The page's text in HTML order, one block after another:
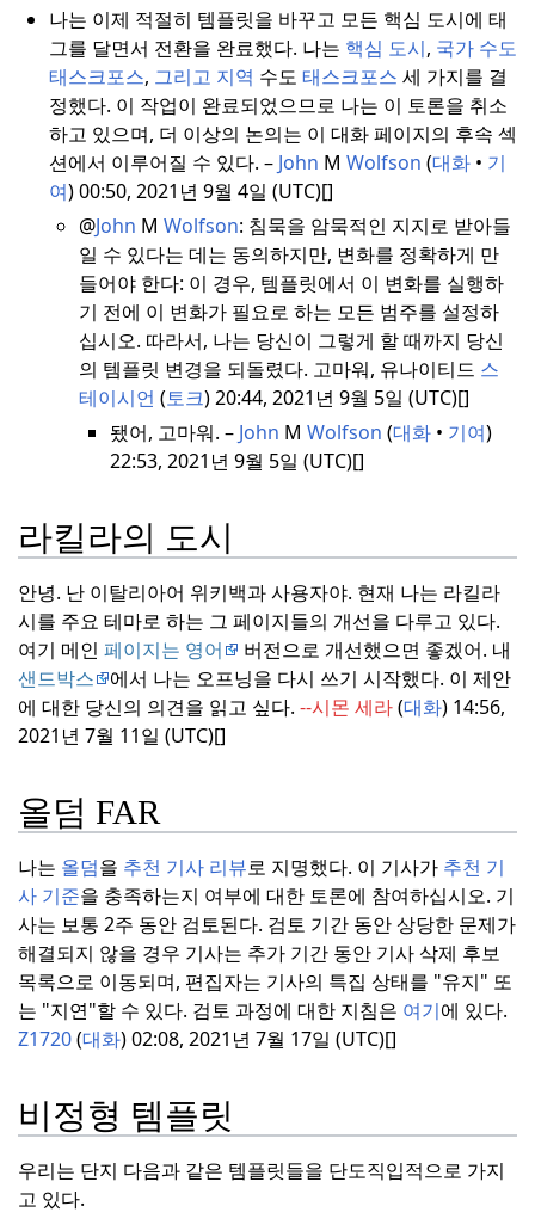
나는 이제 적절히 템플릿을 바꾸고 모든 핵심 도시에 태
그를 달면서 전환을 완료했다. 나는 핵심 도시, 국가 수도
태스크포스, 그리고 지역 수도 태스크포스 세 가지를 결
정했다. 이 작업이 완료되었으므로 나는 이 토론을 취소
하고 있으며, 더 이상의 논의는 이 대화 페이지의 후속 섹
션에서 이루어질 수 있다. – John M Wolfson (대화• 기
여) 00:50, 2021년 9월 4일 (UTC)[]
@John M Wolfson: 침묵을 암묵적인 지지로 받아들
일 수 있다는 데는 동의하지만, 변화를 정확하게 만
들어야 한다: 이 경우, 템플릿에서 이 변화를 실행하
기 전에 이 변화가 필요로 하는 모든 범주를 설정하
십시오. 따라서, 나는 당신이 그렇게 할 때까지 당신
의 템플릿 변경을 되돌렸다. 고마워, 유나이티드 스
테이시언 (토크) 20:44, 2021년 9월 5일 (UTC)[]
됐어, 고마워. – John M Wolfson (대화• 기여)
22:53, 2021년 9월 5일 (UTC)[]
라킬라의 도시
안녕. 난 이탈리아어 위키백과 사용자야. 현재 나는 라킬라
시를 주요 테마로 하는 그 페이지들의 개선을 다루고 있다.
여기 메인 페이지는 영어 버전으로 개선했으면 좋겠어. 내
샌드박스
에서 나는 오프닝을 다시 쓰기 시작했다. 이 제안
에 대한 당신의 의견을 읽고 싶다. --시몬 세라(대화) 14:56,
2021년 7월 11일 (UTC)[]
올덤 FAR
나는 올덤을 추천 기사 리뷰로 지명했다. 이 기사가 추천 기
사 기준을 충족하는지 여부에 대한 토론에 참여하십시오. 기
사는 보통 2주 동안 검토된다. 검토 기간 동안 상당한 문제가
해결되지 않을 경우 기사는 추가 기간 동안 기사 삭제 후보
목록으로 이동되며, 편집자는 기사의 특집 상태를 "유지" 또
는 "지연"할 수 있다. 검토 과정에 대한 지침은 여기에 있다.
Z1720(대화) 02:08, 2021년 7월 17일 (UTC)[]
비정형 템플릿
우리는 단지 다음과 같은 템플릿들을 단도직입적으로 가지
고 있다.